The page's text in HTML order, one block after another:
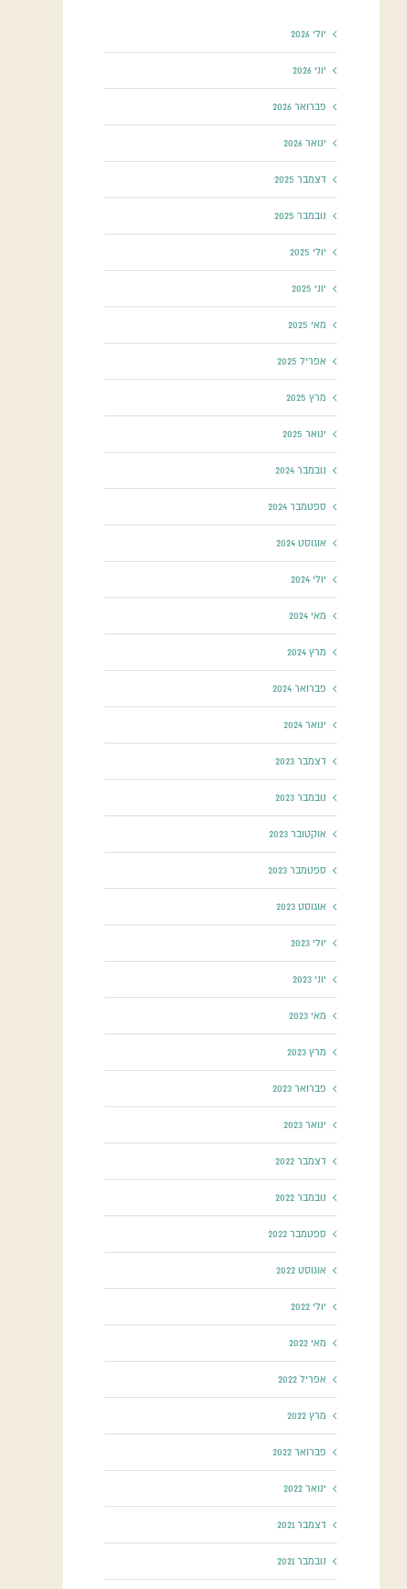
יולי 2026
יוני 2026
פברואר 2026
ינואר 2026
דצמבר 2025
נובמבר 2025
יולי 2025
יוני 2025
מאי 2025
אפריל 2025
מרץ 2025
ינואר 2025
נובמבר 2024
ספטמבר 2024
אוגוסט 2024
יולי 2024
מאי 2024
מרץ 2024
פברואר 2024
ינואר 2024
דצמבר 2023
נובמבר 2023
אוקטובר 2023
ספטמבר 2023
אוגוסט 2023
יולי 2023
יוני 2023
מאי 2023
מרץ 2023
פברואר 2023
ינואר 2023
דצמבר 2022
נובמבר 2022
ספטמבר 2022
אוגוסט 2022
יולי 2022
מאי 2022
אפריל 2022
מרץ 2022
פברואר 2022
ינואר 2022
דצמבר 2021
נובמבר 2021